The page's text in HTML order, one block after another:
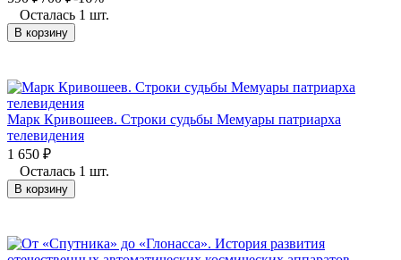
Осталась 1 шт.
В корзину
Марк Кривошеев. Строки судьбы Мемуары патриарха
телевидения
1 650 ₽
Осталась 1 шт.
В корзину